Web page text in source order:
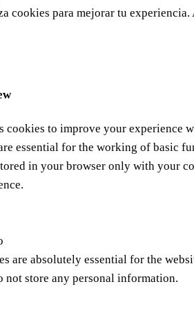
cookies para mejorar tu experiencia.
cookies to improve your experience
essential for the working of basic
in your browser only with your
are absolutely essential for the
not store any personal information.